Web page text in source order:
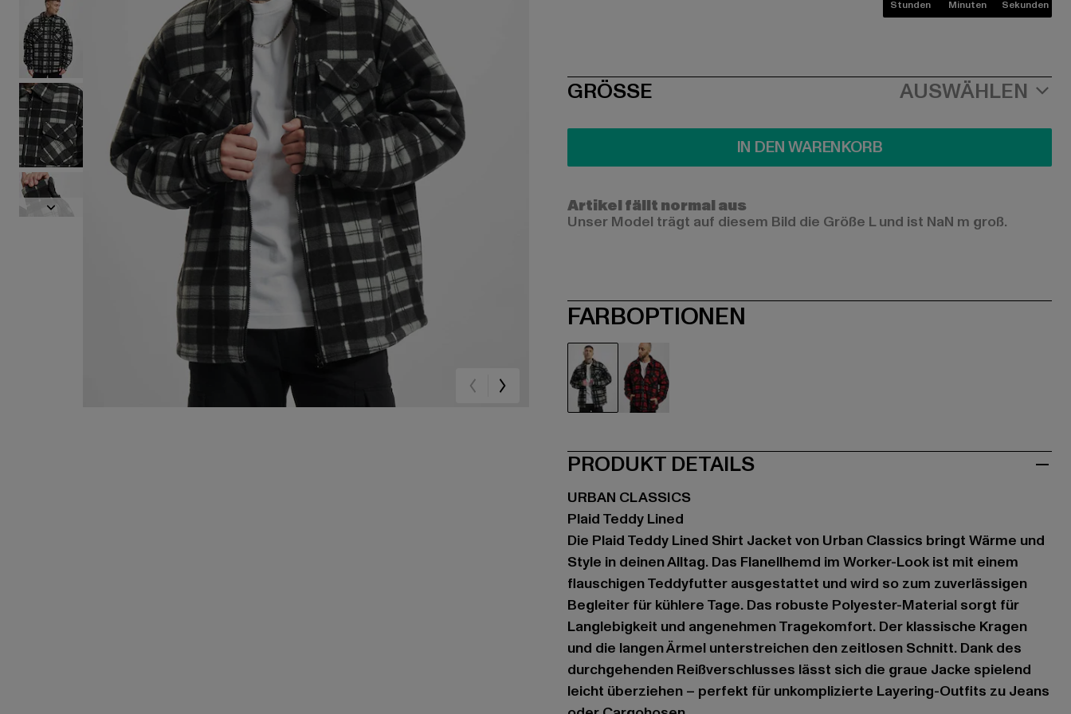
Stunden Minuten Sekunden
SIZE
GRÖSSE AUSWÄHLEN
IN DEN WARENKORB
Artikel fällt normal aus
Unser Model trägt auf diesem Bild die Größe L und ist NaN m groß.
FARBOPTIONEN
PRODUKT DETAILS
URBAN CLASSICS
Plaid Teddy Lined
Die Plaid Teddy Lined Shirt Jacket von Urban Classics bringt Wärme und
Style in deinen Alltag. Das Flanellhemd im Worker-Look ist mit einem
flauschigen Teddyfutter ausgestattet und wird so zum zuverlässigen
Begleiter für kühlere Tage. Das robuste Polyester-Material sorgt für
Langlebigkeit und angenehmen Tragekomfort. Der klassische Kragen
und die langen Ärmel unterstreichen den zeitlosen Schnitt. Dank des
durchgehenden Reißverschlusses lässt sich die graue Jacke spielend
leicht überziehen – perfekt für unkomplizierte Layering-Outfits zu Jeans